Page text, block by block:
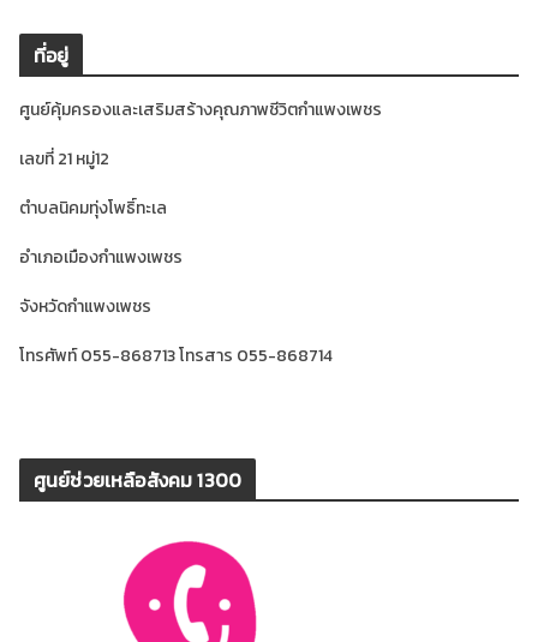
ที่อยู่
ศูนย์คุ้มครองและเสริมสร้างคุณภาพชีวิตกำแพงเพชร
เลขที่ 21 หมู่12
ตำบลนิคมทุ่งโพธิ์ทะเล
อำเภอเมืองกำแพงเพชร
จังหวัดกำแพงเพชร
โทรศัพท์ 055-868713 โทรสาร 055-868714
ศูนย์ช่วยเหลือสังคม 1300